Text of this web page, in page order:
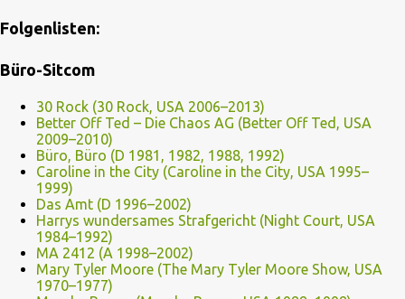
Folgenlisten:
Büro-Sitcom
30 Rock (30 Rock, USA 2006–2013)
Better Off Ted – Die Chaos AG (Better Off Ted, USA
2009–2010)
Büro, Büro (D 1981, 1982, 1988, 1992)
Caroline in the City (Caroline in the City, USA 1995–
1999)
Das Amt (D 1996–2002)
Harrys wundersames Strafgericht (Night Court, USA
1984–1992)
MA 2412 (A 1998–2002)
Mary Tyler Moore (The Mary Tyler Moore Show, USA
1970–1977)